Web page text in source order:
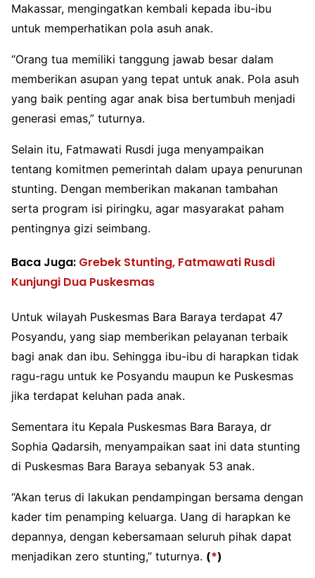
Makassar, mengingatkan kembali kepada ibu-ibu
untuk memperhatikan pola asuh anak.
“Orang tua memiliki tanggung jawab besar dalam
memberikan asupan yang tepat untuk anak. Pola asuh
yang baik penting agar anak bisa bertumbuh menjadi
generasi emas,” tuturnya.
Selain itu, Fatmawati Rusdi juga menyampaikan
tentang komitmen pemerintah dalam upaya penurunan
stunting. Dengan memberikan makanan tambahan
serta program isi piringku, agar masyarakat paham
pentingnya gizi seimbang.
Baca Juga: Grebek Stunting, Fatmawati Rusdi
Kunjungi Dua Puskesmas
Untuk wilayah Puskesmas Bara Baraya terdapat 47
Posyandu, yang siap memberikan pelayanan terbaik
bagi anak dan ibu. Sehingga ibu-ibu di harapkan tidak
ragu-ragu untuk ke Posyandu maupun ke Puskesmas
jika terdapat keluhan pada anak.
Sementara itu Kepala Puskesmas Bara Baraya, dr
Sophia Qadarsih, menyampaikan saat ini data stunting
di Puskesmas Bara Baraya sebanyak 53 anak.
“Akan terus di lakukan pendampingan bersama dengan
kader tim penamping keluarga. Uang di harapkan ke
depannya, dengan kebersamaan seluruh pihak dapat
menjadikan zero stunting,” tuturnya. (*)